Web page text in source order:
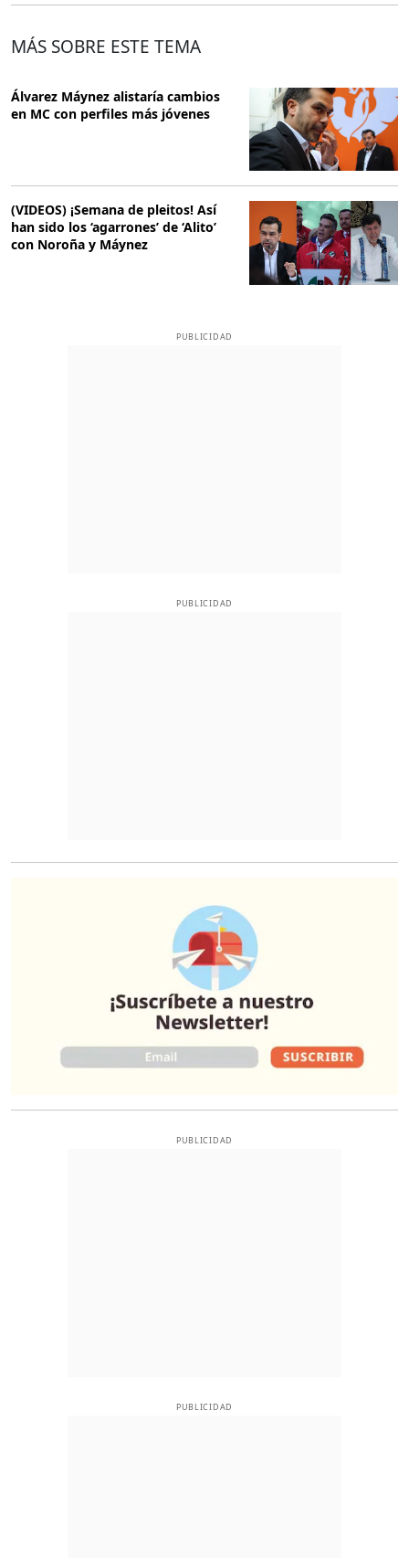
MÁS SOBRE ESTE TEMA
Álvarez Máynez alistaría cambios
en MC con perfiles más jóvenes
(VIDEOS) ¡Semana de pleitos! Así
han sido los ‘agarrones’ de ‘Alito’
con Noroña y Máynez
PUBLICIDAD
PUBLICIDAD
PUBLICIDAD
PUBLICIDAD